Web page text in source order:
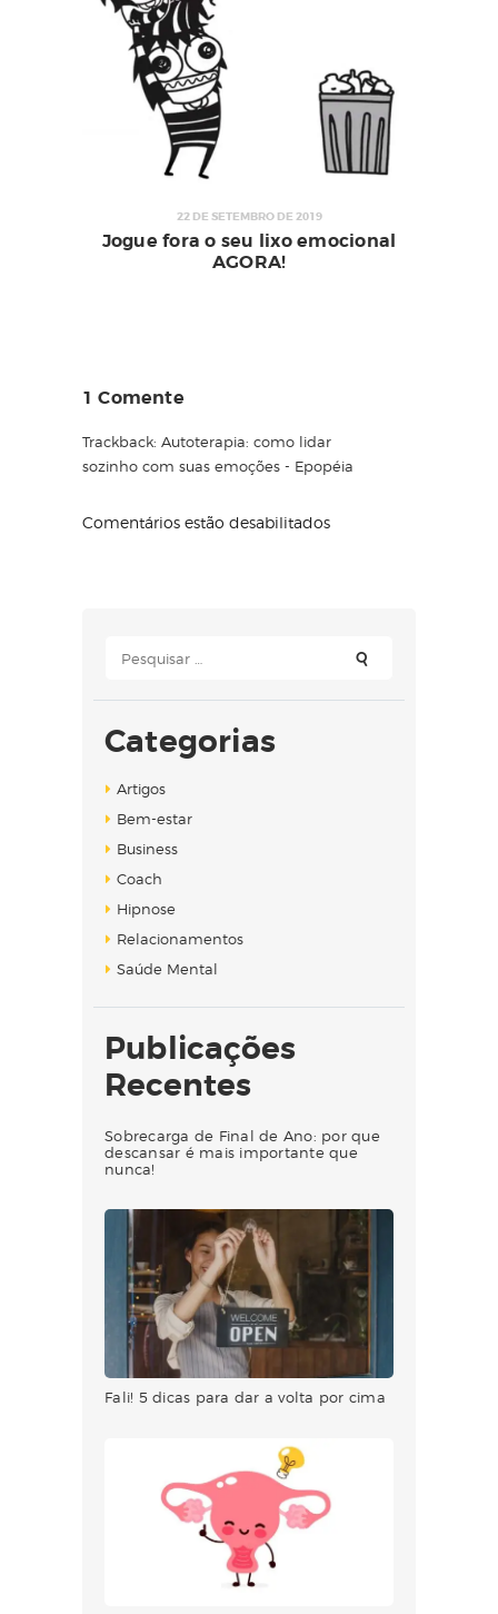
22 DE SETEMBRO DE 2019
Jogue fora o seu lixo emocional
AGORA!
1 Comente
Trackback: Autoterapia: como lidar
sozinho com suas emoções - Epopéia
Comentários estão desabilitados
Categorias
Artigos
Bem-estar
Business
Coach
Hipnose
Relacionamentos
Saúde Mental
Publicações
Recentes
Sobrecarga de Final de Ano: por que
descansar é mais importante que
nunca!
Fali! 5 dicas para dar a volta por cima